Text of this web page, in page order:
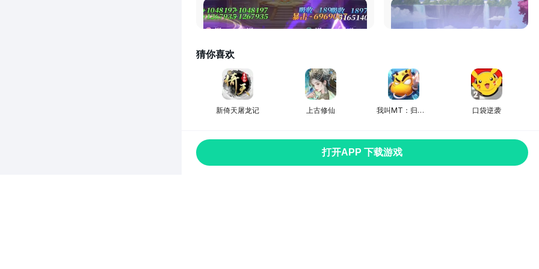
30天前 发布于30天前
猜你喜欢
新倚天屠龙记 上古修仙 我叫MT：归来（原版） 口袋逆袭
打开APP 下载游戏